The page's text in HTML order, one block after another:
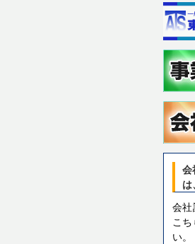
会
は
会
こ
い。